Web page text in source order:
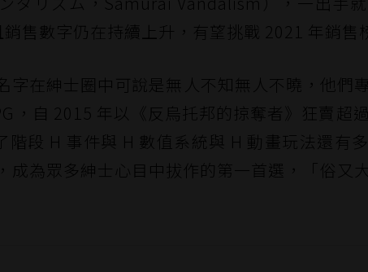
售數字仍在持續上升，有望挑戰 2021 年銷售
字在紳士圈中可說是無人不知無人不曉，他們
，自 2015 年以《反烏托邦的掠奪者》狂賣超
階段 H 事件與 H 數值系統與 H 動畫玩法還有
成為眾多紳士心目中拔作的第一首選，「俗又